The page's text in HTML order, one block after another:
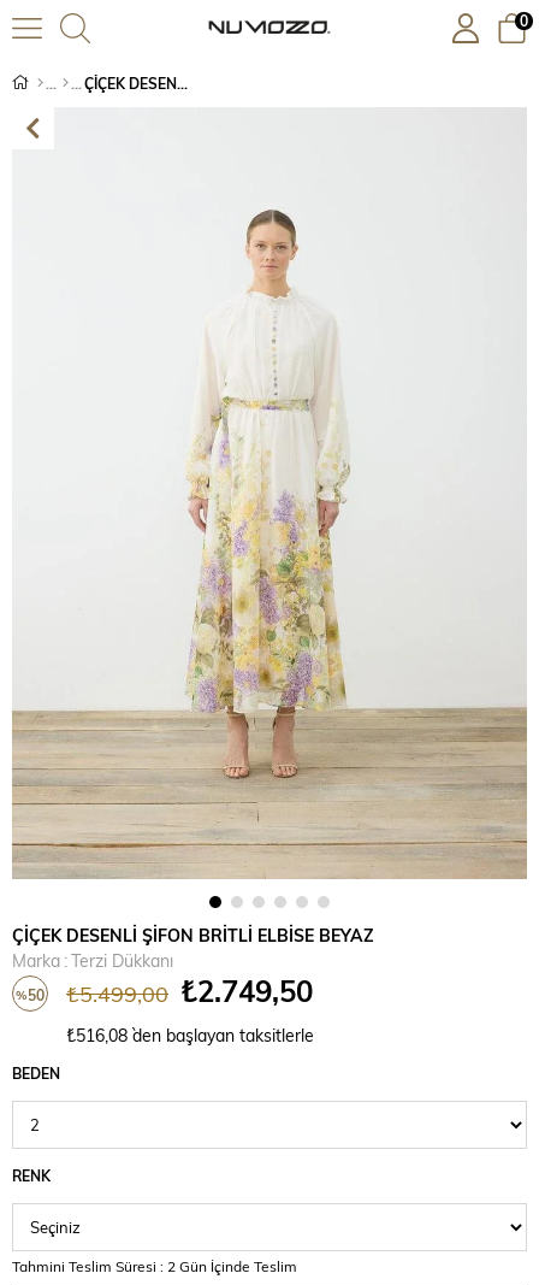
0
ÇİÇEK DESENLİ ŞİFON BRİTLİ ELBİSE BEYAZ
ÇİÇEK DESENLİ ŞİFON BRİTLİ ELBİSE BEYAZ
Marka :Terzi Dükkanı
%50 ₺5.499,00 ₺2.749,50
₺516,08 `den başlayan taksitlerle
BEDEN
RENK
Tahmini Teslim Süresi : 2 Gün İçinde Teslim